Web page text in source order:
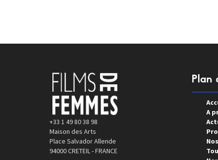
+33 1 49 80 38 98
Maison des Arts
Place Salvador Allende
94000 CRETEIL - FRANCE
Plan
A